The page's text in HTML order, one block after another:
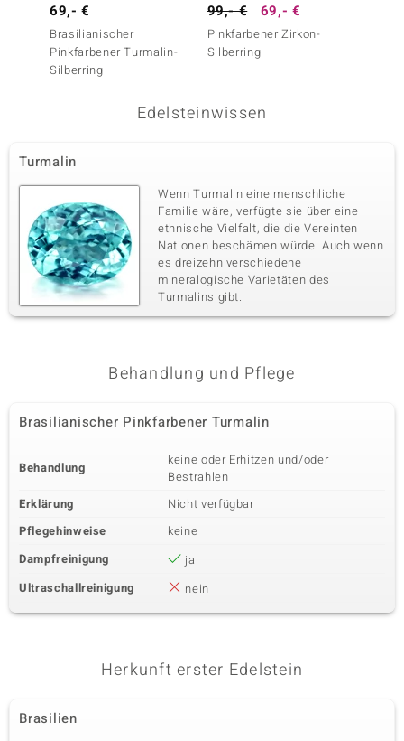
69,- €
Brasilianischer
Pinkfarbener Turmalin-
Silberring
99,- € 69,- €
Pinkfarbener Zirkon-
Silberring
Edelsteinwissen
Turmalin
Wenn Turmalin eine menschliche
Familie wäre, verfügte sie über eine
ethnische Vielfalt, die die Vereinten
Nationen beschämen würde. Auch wenn
es dreizehn verschiedene
mineralogische Varietäten des
Turmalins gibt.
Behandlung und Pflege
Brasilianischer Pinkfarbener Turmalin
Behandlung
keine oder Erhitzen und/oder
Bestrahlen
Erklärung
Nicht verfügbar
Pflegehinweise
keine
Dampfreinigung
ja
Ultraschallreinigung
nein
Herkunft erster Edelstein
Brasilien